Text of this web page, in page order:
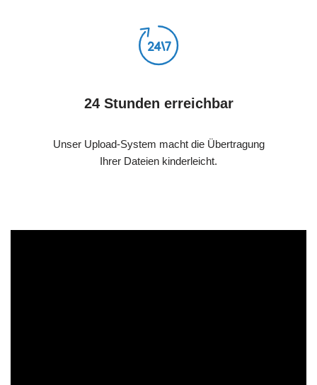
24 Stunden erreichbar
Unser Upload-System macht die Übertragung
Ihrer Dateien kinderleicht.